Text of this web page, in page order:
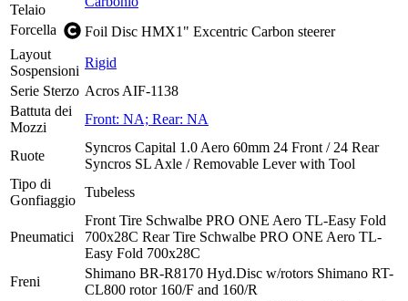
Telaio
Forcella
Foil Disc HMX1" Excentric Carbon steerer
Layout
Sospensioni
Rigid
Serie Sterzo Acros AIF-1138
Battuta dei
Mozzi
Front: NA; Rear: NA
Ruote
Syncros Capital 1.0 Aero 60mm 24 Front / 24 Rear
Syncros SL Axle / Removable Lever with Tool
Tipo di
Gonfiaggio
Tubeless
Pneumatici
Front Tire Schwalbe PRO ONE Aero TL-Easy Fold
700x28C Rear Tire Schwalbe PRO ONE Aero TL-
Easy Fold 700x28C
Freni
Shimano BR-R8170 Hyd.Disc w/rotors Shimano RT-
CL800 rotor 160/F and 160/R